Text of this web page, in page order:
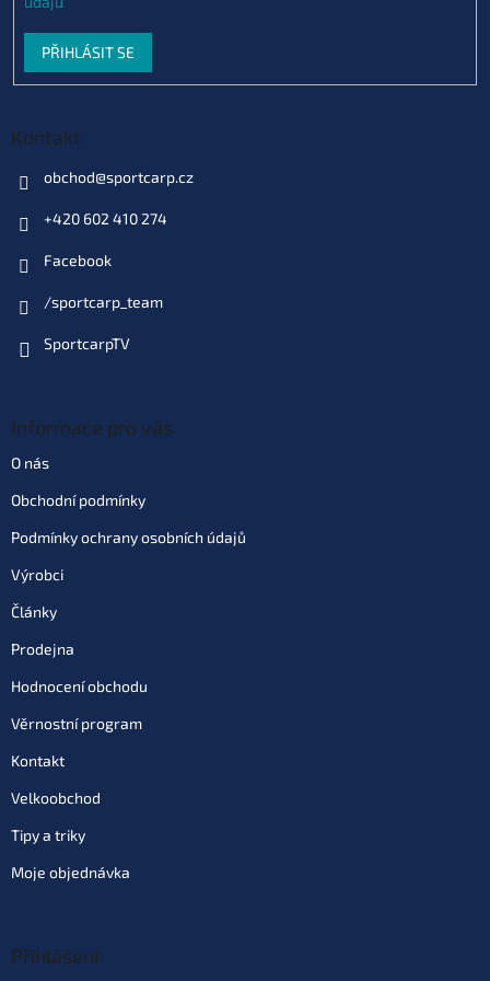
PŘIHLÁSIT SE
Kontakt
obchod@sportcarp.cz
+420 602 410 274
Facebook
/sportcarp_team
SportcarpTV
Informace pro vás
O nás
Obchodní podmínky
Podmínky ochrany osobních údajů
Výrobci
Články
Prodejna
Hodnocení obchodu
Věrnostní program
Kontakt
Velkoobchod
Tipy a triky
Moje objednávka
Přihlášení